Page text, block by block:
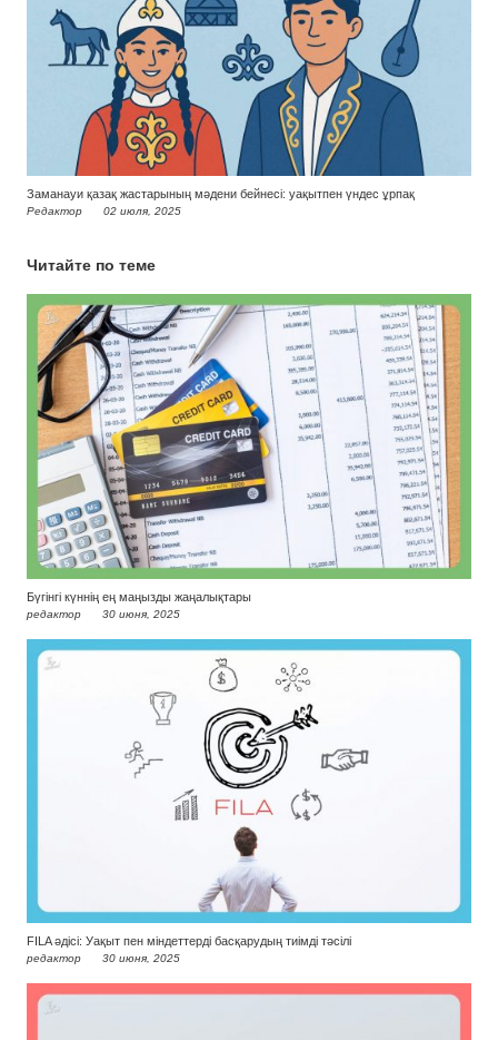
Заманауи қазақ жастарының мәдени бейнесі: уақытпен үндес ұрпақ
Редактор 02 июля, 2025
Читайте по теме
Бүгінгі күннің ең маңызды жаңалықтары
редактор 30 июня, 2025
FILA әдісі: Уақыт пен міндеттерді басқарудың тиімді тәсілі
редактор 30 июня, 2025